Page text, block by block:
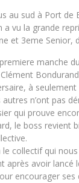
au sud à Port de
a vu la grande
et 3eme Senior,
manche
Clément
à
n’ont pas
qui prouve
le boss revient
le collectif qui
après avoir lancé
encourager